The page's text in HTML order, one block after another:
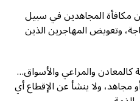
مكافأة المجاهدين في سبيل
وتعويض المهاجرين الذين
كالمعادن والمراعي والأسواق…
ولا ينشأ عن الإقطاع أي